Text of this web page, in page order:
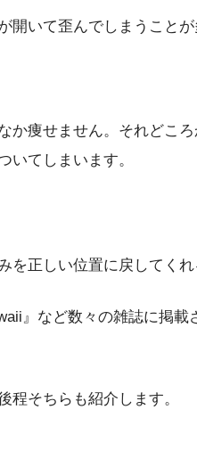
いて歪んでしまうことが
か痩せません。それどこ
いてしまいます。
を正しい位置に戻してくれ
』など数々の雑誌に掲載
程そちらも紹介します。